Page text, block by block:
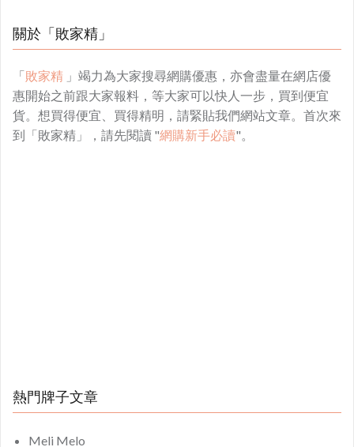
關於「敗家精」
「敗家精 」竭力為大家搜尋網購優惠，亦會盡量在網店優
惠開始之前跟大家報料，等大家可以快人一步，買到便宜
貨。想買得便宜、買得精明，請緊貼我們網站文章。首次來
到「敗家精」，請先閱讀 "網購新手必讀"。
熱門牌子文章
Meli Melo